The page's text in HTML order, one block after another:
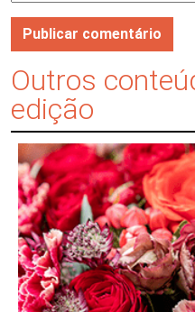
Outros
edição